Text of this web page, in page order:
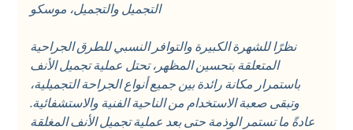
التجميل والتجميل، موسكو
نظرًا للشهرة الكبيرة والتوافر النسبي للطرق الجراحية
المتعلقة بتحسين المظهر، تحتل عملية تجميل الأنف
باستمرار مكانة رائدة بين جميع أنواع الجراحة التجميلية،
وتبقى صعبة الاستخدام من الناحية الفنية والاستشفائية.
عادةً ما تستمر الوذمة حتى بعد عملية تجميل الأنف المغلقة